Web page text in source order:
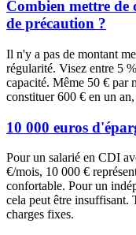
Combien mettre de
de précaution ?
Il n'y a pas de montant
régularité. Visez entre 5
capacité. Même 50 € par
constituer 600 € en un
10 000 euros
Pour un salarié en CDI
€/mois, 10 000 €
confortable. Pour un
cela peut être insuffisant.
charges fixes.